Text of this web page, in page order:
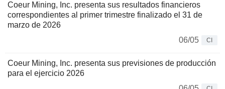
Coeur Mining, Inc. presenta sus resultados financieros
correspondientes al primer trimestre finalizado el 31 de
marzo de 2026
06/05
CI
Coeur Mining, Inc. presenta sus previsiones de producción
para el ejercicio 2026